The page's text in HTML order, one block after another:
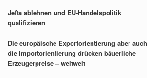
Jefta ablehnen und EU-Handelspolitik
qualifizieren
Die europäische Exportorientierung aber auch
die Importorientierung drücken bäuerliche
Erzeugerpreise – weltweit